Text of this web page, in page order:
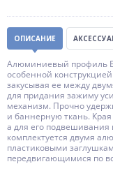
ОПИСАНИЕ
Алюминиевый профиль
особенной
закусывая ее между
для придания зажиму
механизм. Прочно
и баннерную ткань.
а для его подвешивания
комплектуется двумя
пластиковыми
передвигающимися по